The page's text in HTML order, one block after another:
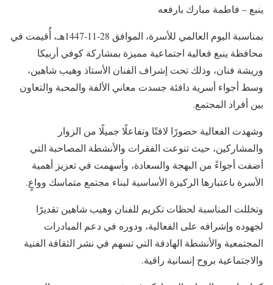
ينبع – فاطمة مبارك بارفعه
بمناسبة اليوم العالمي للأسرة، الموافق 28-11-1447هـ، أُقيمت في
محافظة ينبع فعالية اجتماعية مميزة بمشاركة كوفي أربيكا
وريشة فنان، وذلك تحت إشراف الفنان الأستاذ وهيب شاهين،
وسط أجواء أسرية دافئة جسدت معاني الألفة والمحبة والتعاون
بين أفراد المجتمع.
وشهدت الفعالية حضورًا لافتًا وتفاعلًا جميلًا من الزوار
والمشاركين، حيث تنوعت الفقرات والأنشطة المصاحبة التي
أضفت أجواءً من البهجة والسعادة، وأسهمت في تعزيز أهمية
الأسرة باعتبارها الركيزة الأساسية لبناء مجتمع متماسك وواعٍ.
وتخللت المناسبة لحظات تكريم للفنان وهيب شاهين تقديرًا
لجهوده وإشرافه على الفعالية، ودوره في دعم المبادرات
المجتمعية والأنشطة الهادفة التي تسهم في نشر الثقافة الفنية
والاجتماعية بروح إنسانية راقية.